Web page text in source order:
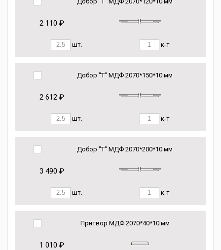
2 110 ₽
шт. к-т
Добор "Т" МДФ 2070*150*10 мм
2 612 ₽
шт. к-т
Добор "Т" МДФ 2070*200*10 мм
3 490 ₽
шт. к-т
Притвор МДФ 2070*40*10 мм
1 010 ₽